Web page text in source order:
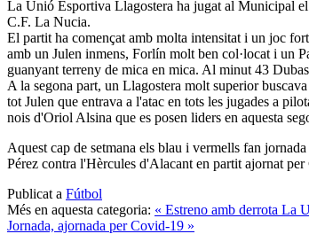
La Unió Esportiva Llagostera ha jugat al Municipal
C.F. La Nucia.
El partit ha començat amb molta intensitat i un joc
amb un Julen inmens, Forlín molt ben col·locat i un
guanyant terreny de mica en mica. Al minut 43
A la segona part, un Llagostera molt superior
tot Julen que entrava a l'atac en tots les jugades a
nois d'Oriol Alsina que es posen liders en aquesta
Aquest cap de setmana els blau i vermells fan
Pérez contra l'Hèrcules d'Alacant en partit ajornat
Publicat a Fútbol
Més en aquesta categoria: « Estreno amb derrota La
Jornada, ajornada per Covid-19 »